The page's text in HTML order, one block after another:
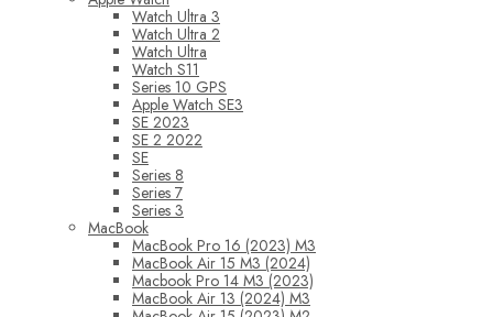
Watch Ultra 3
Watch Ultra 2
Watch Ultra
Watch S11
Series 10 GPS
Apple Watch SE3
SE 2023
SE 2 2022
SE
Series 8
Series 7
Series 3
MacBook
MacBook Pro 16 (2023) M3
MacBook Air 15 M3 (2024)
Macbook Pro 14 M3 (2023)
MacBook Air 13 (2024) M3